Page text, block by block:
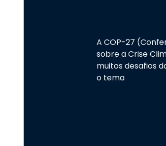
A COP-27
sobre a Crise
muitos desafios
o tema